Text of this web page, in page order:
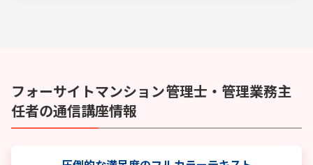
フォーサイトマンション管理士・管理業務主
任者の通信講座情報